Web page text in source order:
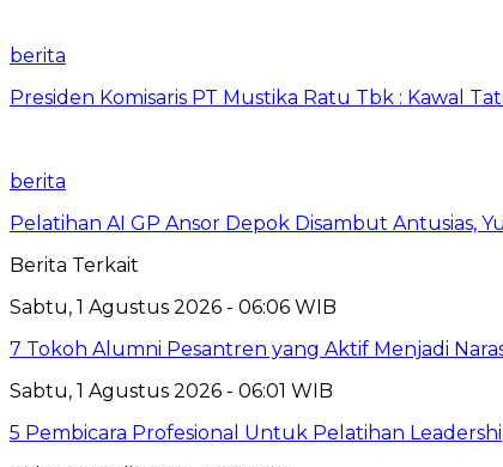
berita
Presiden Komisaris PT Mustika Ratu Tbk : Kawal
berita
Pelatihan AI GP Ansor Depok Disambut Antusias,
Berita Terkait
Sabtu, 1 Agustus 2026 - 06:06 WIB
7 Tokoh Alumni Pesantren yang Aktif Menjadi
Sabtu, 1 Agustus 2026 - 06:01 WIB
5 Pembicara Profesional Untuk Pelatihan